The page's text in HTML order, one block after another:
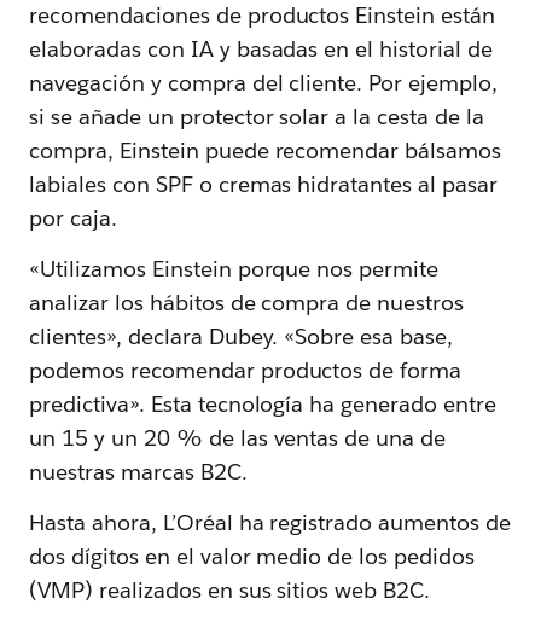
recomendaciones de productos Einstein están
elaboradas con IA y basadas en el historial de
navegación y compra del cliente. Por ejemplo,
si se añade un protector solar a la cesta de la
compra, Einstein puede recomendar bálsamos
labiales con SPF o cremas hidratantes al pasar
por caja.
«Utilizamos Einstein porque nos permite
analizar los hábitos de compra de nuestros
clientes», declara Dubey. «Sobre esa base,
podemos recomendar productos de forma
predictiva». Esta tecnología ha generado entre
un 15 y un 20 % de las ventas de una de
nuestras marcas B2C.
Hasta ahora, L’Oréal ha registrado aumentos de
dos dígitos en el valor medio de los pedidos
(VMP) realizados en sus sitios web B2C.